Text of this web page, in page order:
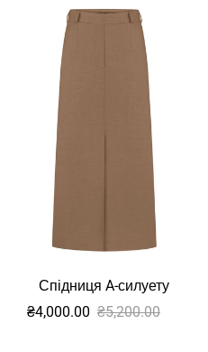
Спідниця A-силуету
Sale
₴4,000.00
Звичайна ₴5,200.00